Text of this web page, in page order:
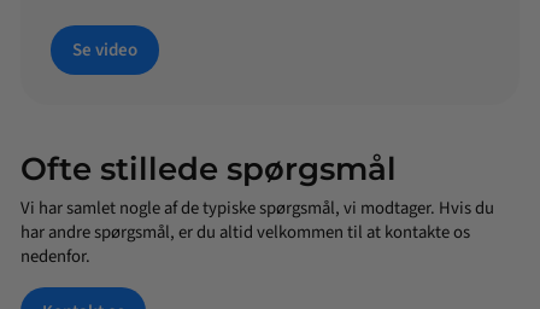
Se video
Ofte stillede spørgsmål
Vi har samlet nogle af de typiske spørgsmål, vi modtager. Hvis du
har andre spørgsmål, er du altid velkommen til at kontakte os
nedenfor.